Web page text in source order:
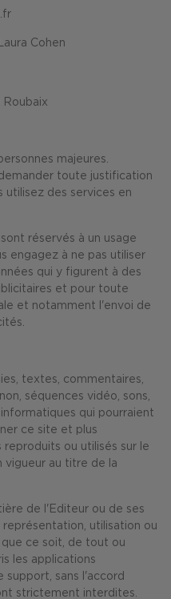
Cohen
Roubaix
majeures.
toute justification
des services en
réservés à un usage
engagez à ne pas utiliser
qui y figurent à des
et pour toute
et notamment l'envoi de
textes, commentaires,
séquences vidéo, sons,
qui pourraient
ce site et plus
ou utilisés sur le
vigueur au titre de la
de l'Editeur ou de ses
utilisation ou
ce soit, de tout ou
les applications
support, sans l'accord
strictement interdites.